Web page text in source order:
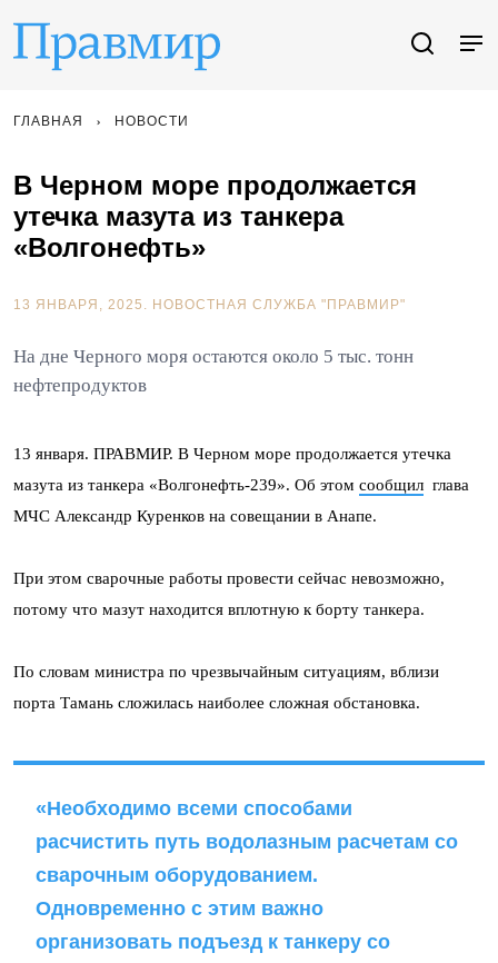
ГЛАВНАЯ НОВОСТИ
В Черном море продолжается
утечка мазута из танкера
«Волгонефть»
13 ЯНВАРЯ, 2025. НОВОСТНАЯ СЛУЖБА "ПРАВМИР"
На дне Черного моря остаются около 5 тыс. тонн
нефтепродуктов
13 января. ПРАВМИР. В Черном море продолжается утечка
мазута из танкера «Волгонефть-239». Об этом сообщил глава
МЧС Александр Куренков на совещании в Анапе.
При этом сварочные работы провести сейчас невозможно,
потому что мазут находится вплотную к борту танкера.
По словам министра по чрезвычайным ситуациям, вблизи
порта Тамань сложилась наиболее сложная обстановка.
«Необходимо всеми способами
расчистить путь водолазным расчетам со
сварочным оборудованием.
Одновременно с этим важно
организовать подъезд к танкеру со